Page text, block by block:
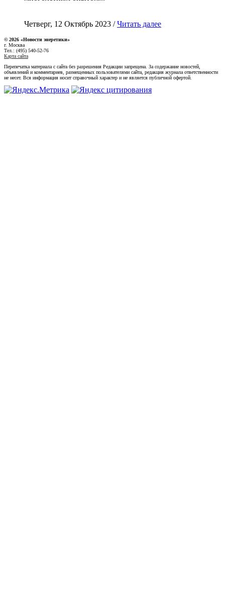
Четверг, 12 Октябрь 2023 /Читать далее
© 2026 «Новости энеретики»
г. Москва
Тел.: (495) 540-52-76
Карта сайта
Перепечатка материала с сайта без разрешения Редакции запрещена. За содержание новостей,
объявлений и комментариев, размещенных пользователями сайта, редакция журнала ответственности
не несет. Вся информация носит справочный характер и не является публичной офертой.